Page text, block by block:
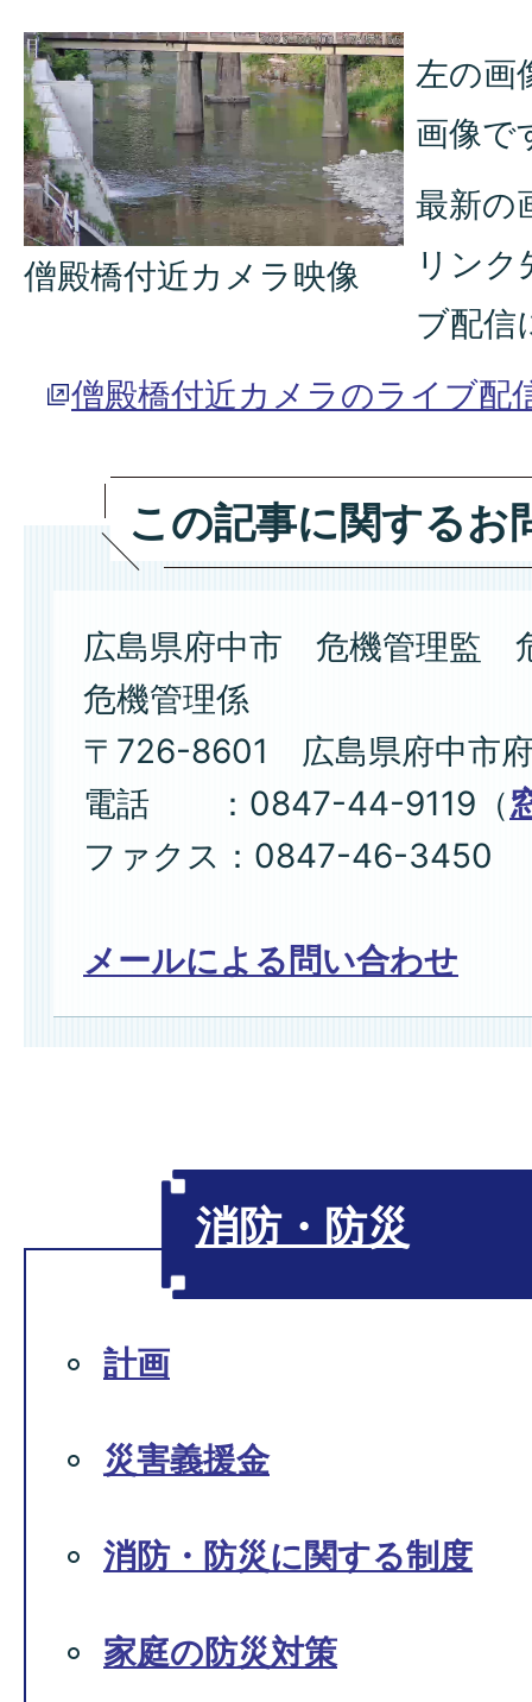
僧殿橋付近カメラ映像
左の画
画像で
最新の
リン
ブ配信
僧殿橋付近カメラのライブ配
この記事に関するお
広島県府中市 危機管理監
危機管理係
〒726-8601 広島県府中市
電話 ：0847-44-9119（
ファクス：0847-46-3450
メールによる問い合わせ
消防・防災
計画
災害義援金
消防・防災に関する制度
家庭の防災対策